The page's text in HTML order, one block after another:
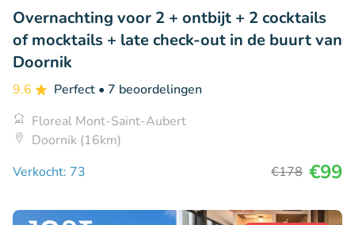
Overnachting voor 2 + ontbijt + 2 cocktails
of mocktails + late check-out in de buurt van
Doornik
9.6 Perfect • 7 beoordelingen
Floreal Mont-Saint-Aubert
Doornik (16km)
Verkocht: 73
€178 €99